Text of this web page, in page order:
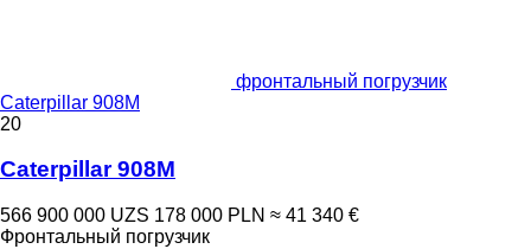
фронтальный погрузчик
Caterpillar 908M
20
Caterpillar 908M
566 900 000 UZS 178 000 PLN ≈ 41 340 €
Фронтальный погрузчик